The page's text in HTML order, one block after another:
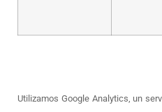
Utilizamos Google Analytics, un